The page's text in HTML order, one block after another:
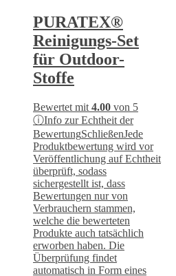
PURATEX®
Reinigungs-Set
für Outdoor-
Stoffe
Bewertet mit 4.00 von 5
ⓘInfo zur Echtheit der
BewertungSchließenJede
Produktbewertung wird vor
Veröffentlichung auf Echtheit
überprüft, sodass
sichergestellt ist, dass
Bewertungen nur von
Verbrauchern stammen,
welche die bewerteten
Produkte auch tatsächlich
erworben haben. Die
Überprüfung findet
automatisch in Form eines